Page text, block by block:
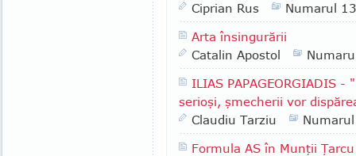
Ciprian Rus
Numarul
Arta însingurării
Catalin Apostol
ILIAS PAPAGEORGIADIS
serioşi, şmecherii vor
Claudiu Tarziu
Formula AS în Munţii